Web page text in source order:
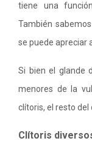
tiene una
También
se puede apreciar
Si bien el glande
menores de la
clítoris, el resto del
Clítoris